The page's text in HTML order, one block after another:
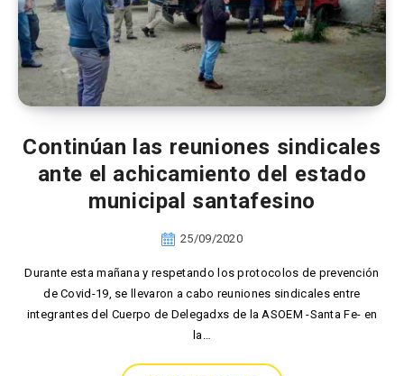
Continúan las reuniones sindicales
ante el achicamiento del estado
municipal santafesino
25/09/2020
Durante esta mañana y respetando los protocolos de prevención
de Covid-19, se llevaron a cabo reuniones sindicales entre
integrantes del Cuerpo de Delegadxs de la ASOEM -Santa Fe- en
la…